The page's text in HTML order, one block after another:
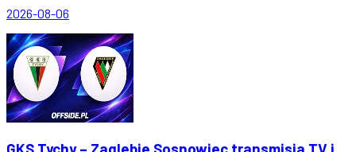
2026-08-06